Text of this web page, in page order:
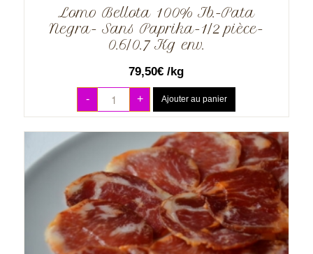
Lomo Bellota 100% Ib.-Pata
Negra- Sans Paprika-1/2 pièce-
0.6/0.7 Kg env.
79,50€ /kg
- + Ajouter au panier